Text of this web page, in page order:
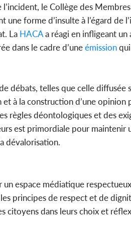
le Collège des
forme d’insulte à l’égard de
La HACAa réagi en infligeant
dans le cadre d’uneémission
débats, telles que celle
à la construction d’une
règles déontologiques et des
est primordiale pour
dévalorisation.
espace médiatique
principes de respect et de
citoyens dans leurs choix et